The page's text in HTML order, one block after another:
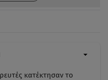
κατέκτησαν το